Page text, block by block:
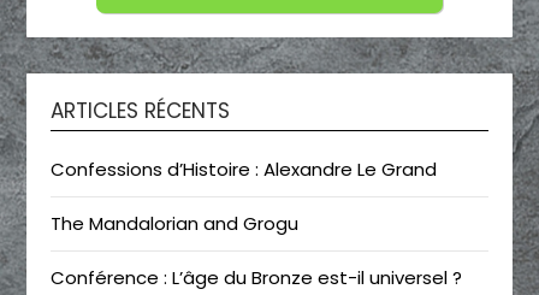
ARTICLES RÉCENTS
Confessions d’Histoire : Alexandre Le Grand
The Mandalorian and Grogu
Conférence : L’âge du Bronze est-il universel ?